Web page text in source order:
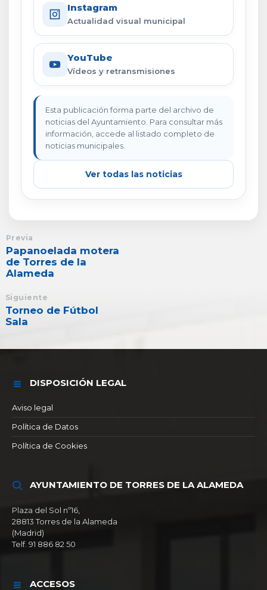
Instagram
Actualidad visual municipal
YouTube
Vídeos y retransmisiones
Esta publicación forma parte del archivo de
noticias del Ayuntamiento. Para consultar más
información, accede al listado completo de
noticias municipales.
Ver todas las noticias
Previa
Papanoelada motera
de Torres de la
Alameda
Siguiente
Torneo de Fútbol
Sala
DISPOSICIÓN LEGAL
Aviso legal
Política de Datos
Política de Cookies
AYUNTAMIENTO DE TORRES DE LA ALAMEDA
Plaza del Sol nº16,
28813 Torres de la Alameda
(Madrid)
Telf. 91 886 82 50
ACCESOS